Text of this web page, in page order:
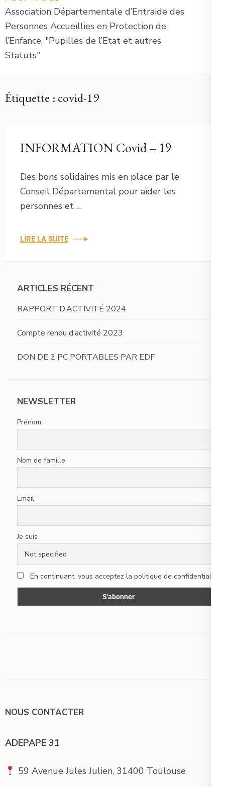
Association Départementale d’Entraide des
Personnes Accueillies en Protection de
l’Enfance, "Pupilles de l’Etat et autres
Statuts"
Étiquette : covid-19
INFORMATION Covid – 19
Des bons solidaires mis en place par le
Conseil Départemental pour aider les
personnes et …
LIRE LA SUITE
ARTICLES RÉCENT
RAPPORT D’ACTIVITÉ 2024
Compte rendu d’activité 2023
DON DE 2 PC PORTABLES PAR EDF
NEWSLETTER
Prénom
Nom de famille
Email
Je suis
En continuant, vous acceptez la politique de confidentialité
NOUS CONTACTER
ADEPAPE 31
59 Avenue Jules Julien, 31400 Toulouse